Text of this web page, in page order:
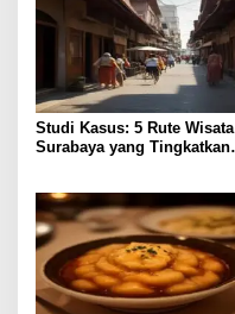
Studi Kasus: 5 Rute Wisata
Surabaya yang Tingkatkan